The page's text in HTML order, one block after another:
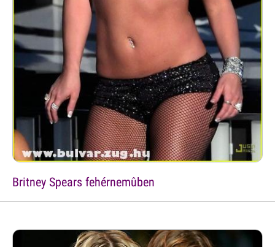
Britney Spears fehérnemûben